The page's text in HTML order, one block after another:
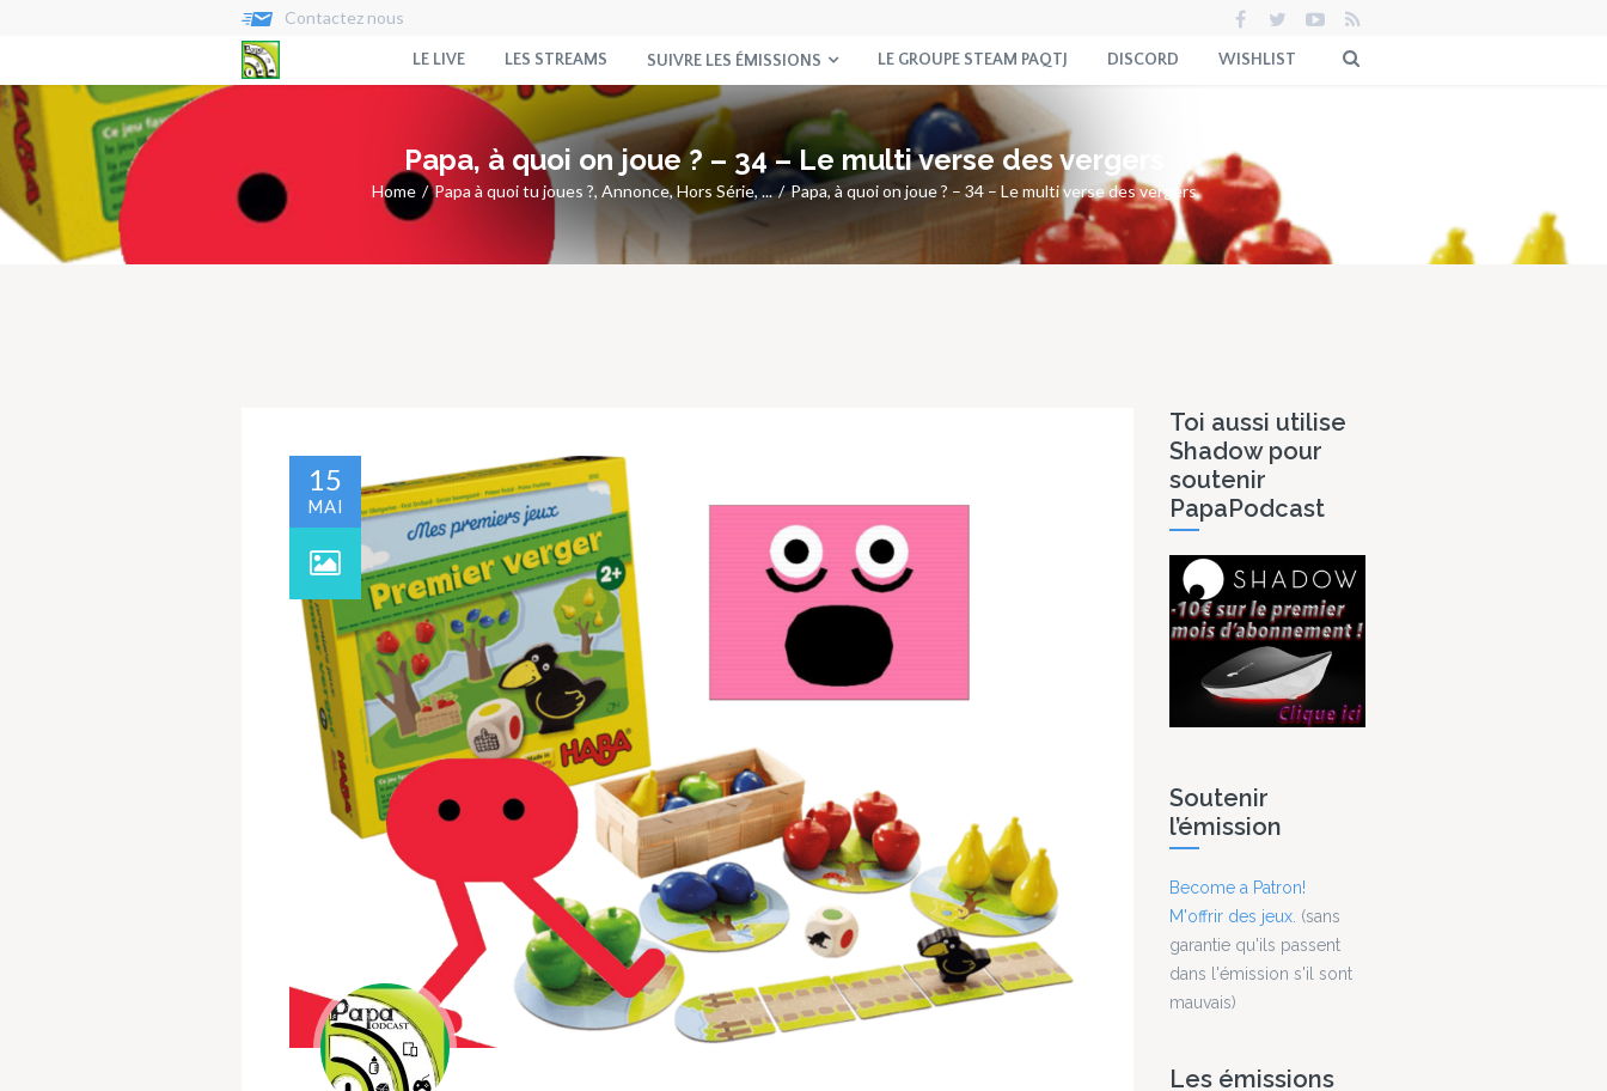
Contactez nous
LE LIVE LES STREAMS SUIVRE LES ÉMISSIONS LE GROUPE STEAM PAQTJ DISCORD WISHLIST
Papa, à quoi on joue ? – 34 – Le multi verse des vergers
Home Papa à quoi tu joues ?,Annonce,Hors Série, ... Papa, à quoi on joue ? – 34 – Le multi verse des vergers
15
MAI
Toi aussi utilise
Shadow pour
soutenir
PapaPodcast
Soutenir
l’émission
Become a Patron!
M'offrir des jeux. (sans
garantie qu'ils passent
dans l'émission s'il sont
mauvais)
Les émissions